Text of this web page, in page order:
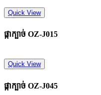
Quick View
ផ្កាក្បាច់​ OZ-J015
Quick View
ផ្កាក្បាច់​ OZ-J045